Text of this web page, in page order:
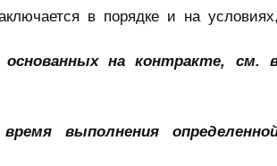
в порядке и на условиях,
на контракте, см.
выполнения